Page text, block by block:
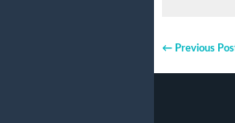
← Previous